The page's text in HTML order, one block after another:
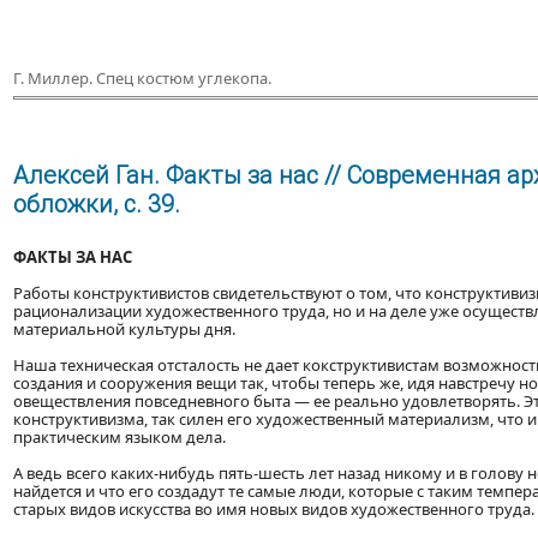
Г. Миллер. Спец костюм углекопа.
Алексей Ган. Факты за нас // Современная
обложки, с. 39.
ФАКТЫ ЗА НАС
Работы конструктивистов свидетельствуют о том, что
рационализации художественного труда, но и на деле уже
материальной культуры дня.
Наша техническая отсталость не дает кокструктивистам
создания и сооружения вещи так, чтобы теперь же, идя навстречу
овеществления повседневного быта — ее реально удовлетворять.
конструктивизма, так силен его художественный материализм, что
практическим языком дела.
А ведь всего каких-нибудь пять-шесть лет назад никому и в
найдется и что его создадут те самые люди, которые с таким
старых видов искусства во имя новых видов художественного труда.